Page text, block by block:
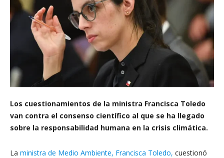
Los cuestionamientos de la ministra Francisca Toledo
van contra el consenso científico al que se ha llegado
sobre la responsabilidad humana en la crisis climática.
La ministra de Medio Ambiente, Francisca Toledo, cuestionó